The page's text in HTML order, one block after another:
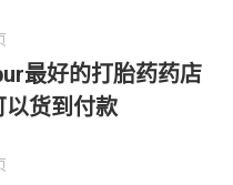
最好的打胎药药店
以货到付款